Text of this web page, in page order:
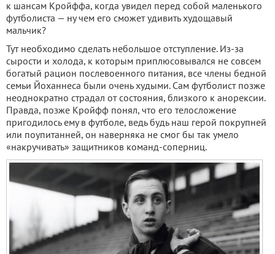
к шансам Кройффа, когда увидел перед собой маленького
футболиста — ну чем его сможет удивить худощавый
мальчик?
Тут необходимо сделать небольшое отступление. Из-за
сырости и холода, к которым приплюсовывался не совсем
богатый рацион послевоенного питания, все члены бедной
семьи Йоханнеса были очень худыми. Сам футболист позже
неоднократно страдал от состояния, близкого к анорексии.
Правда, позже Кройфф понял, что его телосложение
пригодилось ему в футболе, ведь будь наш герой покрупней
или поупитанней, он наверняка не смог бы так умело
«накручивать» защитников команд-соперниц.